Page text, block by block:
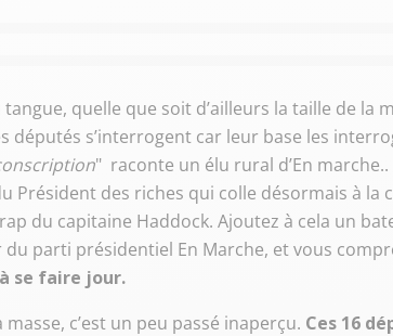
quelle que soit d’ailleurs la taille de la
s’interrogent car leur base les
" raconte un élu rural d’En marche..
Président des riches qui colle désormais à la
du capitaine Haddock. Ajoutez à cela un
parti présidentiel En Marche, et vous
se faire jour.
c’est un peu passé inaperçu. Ces 16